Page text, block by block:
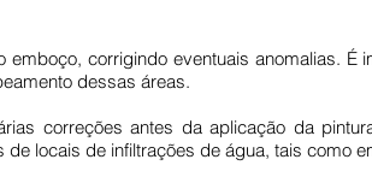
corrigindo eventuais anomalias. É
dessas áreas.
correções antes da aplicação da
locais de infiltrações de água, tais como